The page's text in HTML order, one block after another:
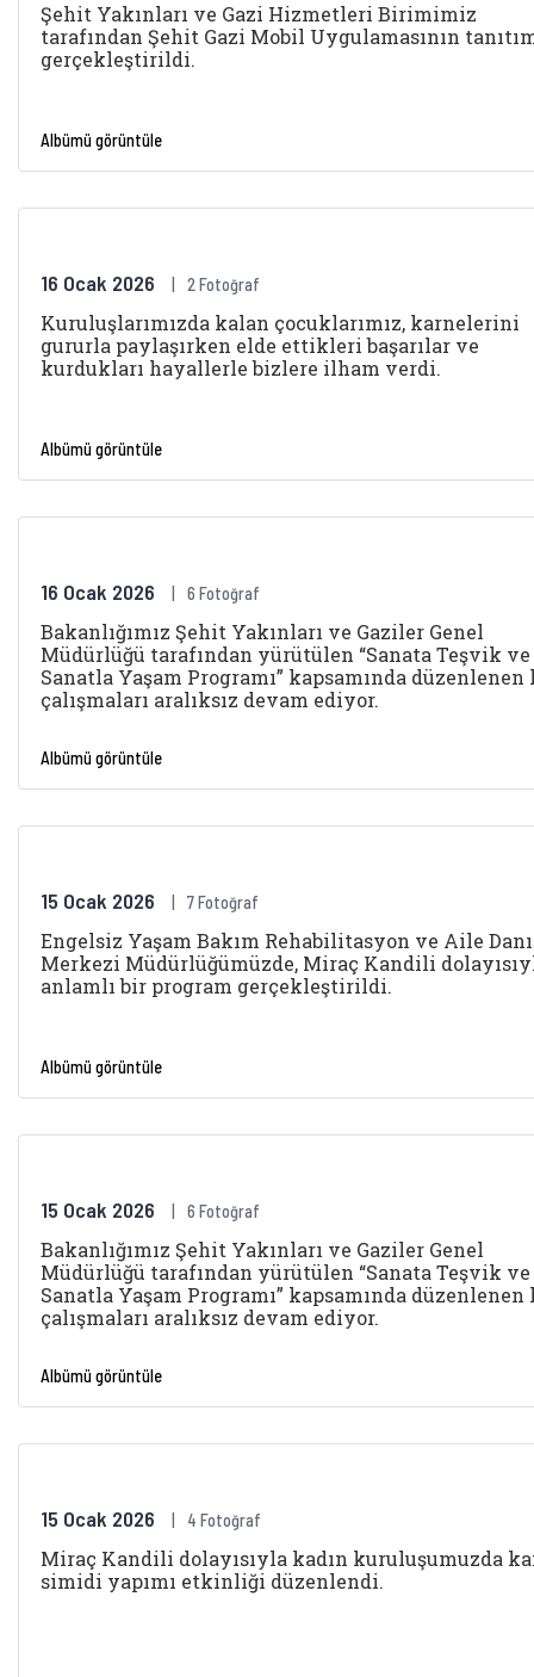
Şehit Yakınları ve Gazi Hizmetleri Birimimiz
tarafından Şehit Gazi Mobil Uygulamasının
gerçekleştirildi.
Albümü görüntüle
16 Ocak 2026 2 Fotoğraf
Kuruluşlarımızda kalan çocuklarımız, karnelerini
gururla paylaşırken elde ettikleri başarılar ve
kurdukları hayallerle bizlere ilham verdi.
Albümü görüntüle
16 Ocak 2026 6 Fotoğraf
Bakanlığımız Şehit Yakınları ve Gaziler Genel
Müdürlüğü tarafından yürütülen “Sanata Teşvik ve
Sanatla Yaşam Programı” kapsamında düzenlenen
çalışmaları aralıksız devam ediyor.
Albümü görüntüle
15 Ocak 2026 7 Fotoğraf
Engelsiz Yaşam Bakım Rehabilitasyon ve Aile
Merkezi Müdürlüğümüzde, Miraç Kandili
anlamlı bir program gerçekleştirildi.
Albümü görüntüle
15 Ocak 2026 6 Fotoğraf
Bakanlığımız Şehit Yakınları ve Gaziler Genel
Müdürlüğü tarafından yürütülen “Sanata Teşvik ve
Sanatla Yaşam Programı” kapsamında düzenlenen
çalışmaları aralıksız devam ediyor.
Albümü görüntüle
15 Ocak 2026 4 Fotoğraf
Miraç Kandili dolayısıyla kadın kuruluşumuzda
simidi yapımı etkinliği düzenlendi.